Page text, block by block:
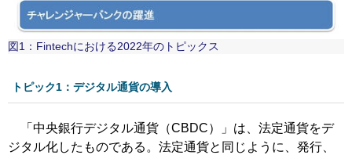
図1：Fintechにおける2022年のトピックス
トピック1：デジタル通貨の導入
「中央銀行デジタル通貨（CBDC）」は、法定通貨をデ
ジタル化したものである。法定通貨と同じように、発行、